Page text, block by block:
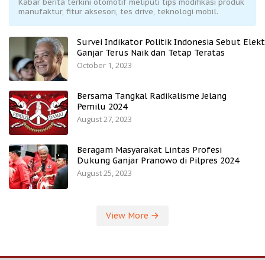
Kabar berita terkini otomotif meliputi tips modifikasi produk
manufaktur, fitur aksesori, tes drive, teknologi mobil.
Survei Indikator Politik Indonesia Sebut
Ganjar Terus Naik dan Tetap Teratas
October 1, 2023
Bersama Tangkal Radikalisme Jelang
Pemilu 2024
August 27, 2023
Beragam Masyarakat Lintas Profesi
Dukung Ganjar Pranowo di Pilpres 2024
August 25, 2023
View More